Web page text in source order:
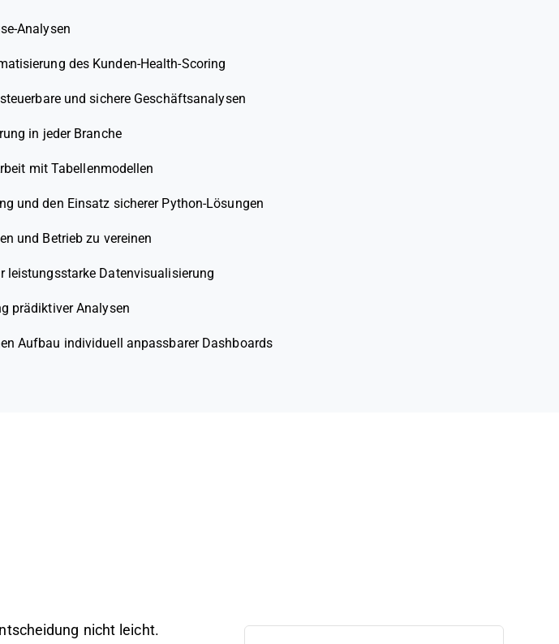
Analysen
des Kunden-Health-Scoring
und sichere Geschäftsanalysen
in jeder Branche
mit Tabellenmodellen
und den Einsatz sicherer Python-Lösungen
und Betrieb zu vereinen
leistungsstarke Datenvisualisierung
prädiktiver Analysen
Aufbau individuell anpassbarer Dashboards
nicht leicht.